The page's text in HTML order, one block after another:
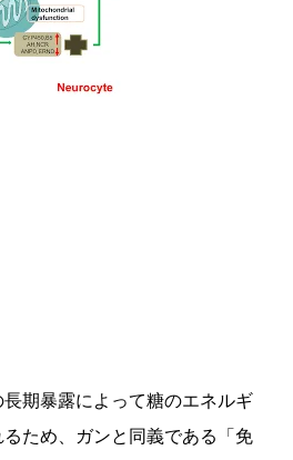
期暴露によって糖のエネルギ
ため、ガンと同義である「免